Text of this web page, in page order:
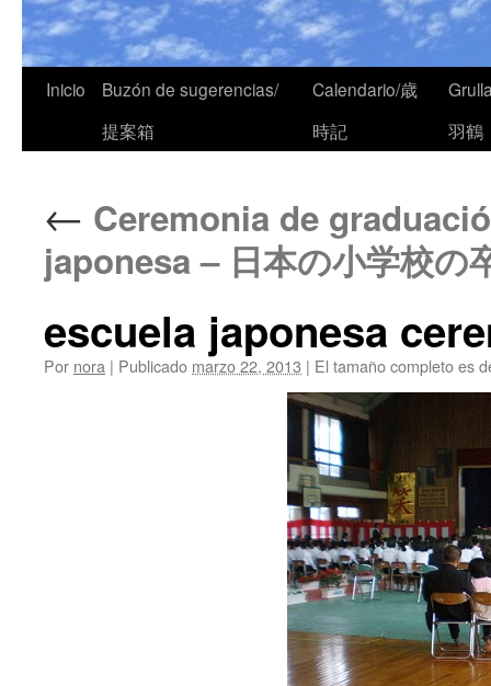
Inicio
Buzón de sugerencias/
提案箱
Calendario/歳
時記
羽鶴
← Ceremonia de
japonesa – 日本の小学校の
escuela japonesa
Por nora | Publicado marzo 22, 2013 | El tamaño completo es